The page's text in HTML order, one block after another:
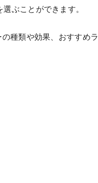
ぶことができます。
種類や効果、おすすめ